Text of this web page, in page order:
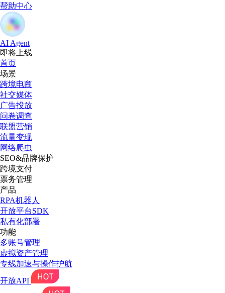
帮助中心
AI Agent
即将上线
首页
场景
跨境电商
社交媒体
广告投放
问卷调查
联盟营销
流量变现
网络爬虫
SEO&品牌保护
跨境支付
票务管理
产品
RPA机器人
开放平台SDK
私有化部署
功能
多账号管理
虚拟资产管理
专线加速与操作护航
开放API